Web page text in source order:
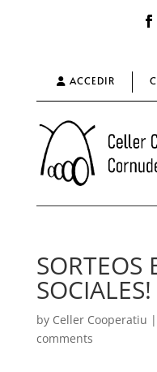
ACCEDIR
SORTEOS
SOCIALES!
by Celler Cooperatiu |
comments